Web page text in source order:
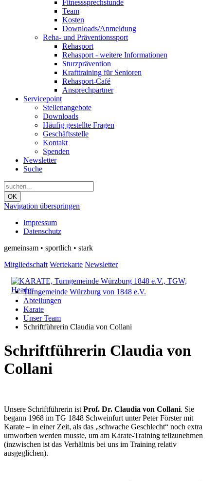
Fitnesssprechstunde
Team
Kosten
Downloads/Anmeldung
Reha- und Präventionssport
Rehasport
Rehasport - weitere Informationen
Sturzprävention
Krafttraining für Senioren
Rehasport-Café
Ansprechpartner
Servicepoint
Stellenangebote
Downloads
Häufig gestellte Fragen
Geschäftsstelle
Kontakt
Spenden
Newsletter
Suche
OK
Navigation überspringen
Impressum
Datenschutz
gemeinsam • sportlich • stark
Mitgliedschaft Wertekarte Newsletter
Turngemeinde Würzburg von 1848 e.V.
Abteilungen
Karate
Unser Team
Schriftführerin Claudia von Collani
Schriftführerin Claudia von
Collani
Unsere Schriftführerin ist Prof. Dr. Claudia von Collani. Sie
begann 1968 im TG 1848 Schweinfurt unter Peter Förster mit
Karate – in einer Zeit, als das „schwache Geschlecht“ noch extra
umworben werden musste, um am Karate-Training teilzunehmen
(inzwischen ist das Verhältnis bei uns im Training relativ
ausgeglichen).